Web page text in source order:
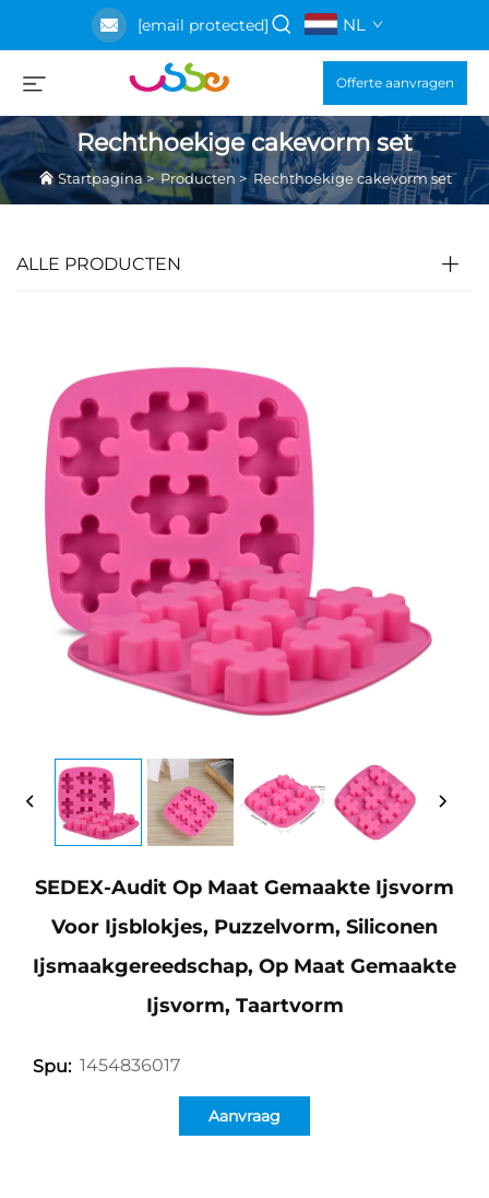
[email protected] NL
Offerte aanvragen
Rechthoekige cakevorm set
Startpagina>Producten >Rechthoekige cakevorm set
ALLE PRODUCTEN
SEDEX-Audit Op Maat Gemaakte Ijsvorm
Voor Ijsblokjes, Puzzelvorm, Siliconen
Ijsmaakgereedschap, Op Maat Gemaakte
Ijsvorm, Taartvorm
Spu: 1454836017
Aanvraag